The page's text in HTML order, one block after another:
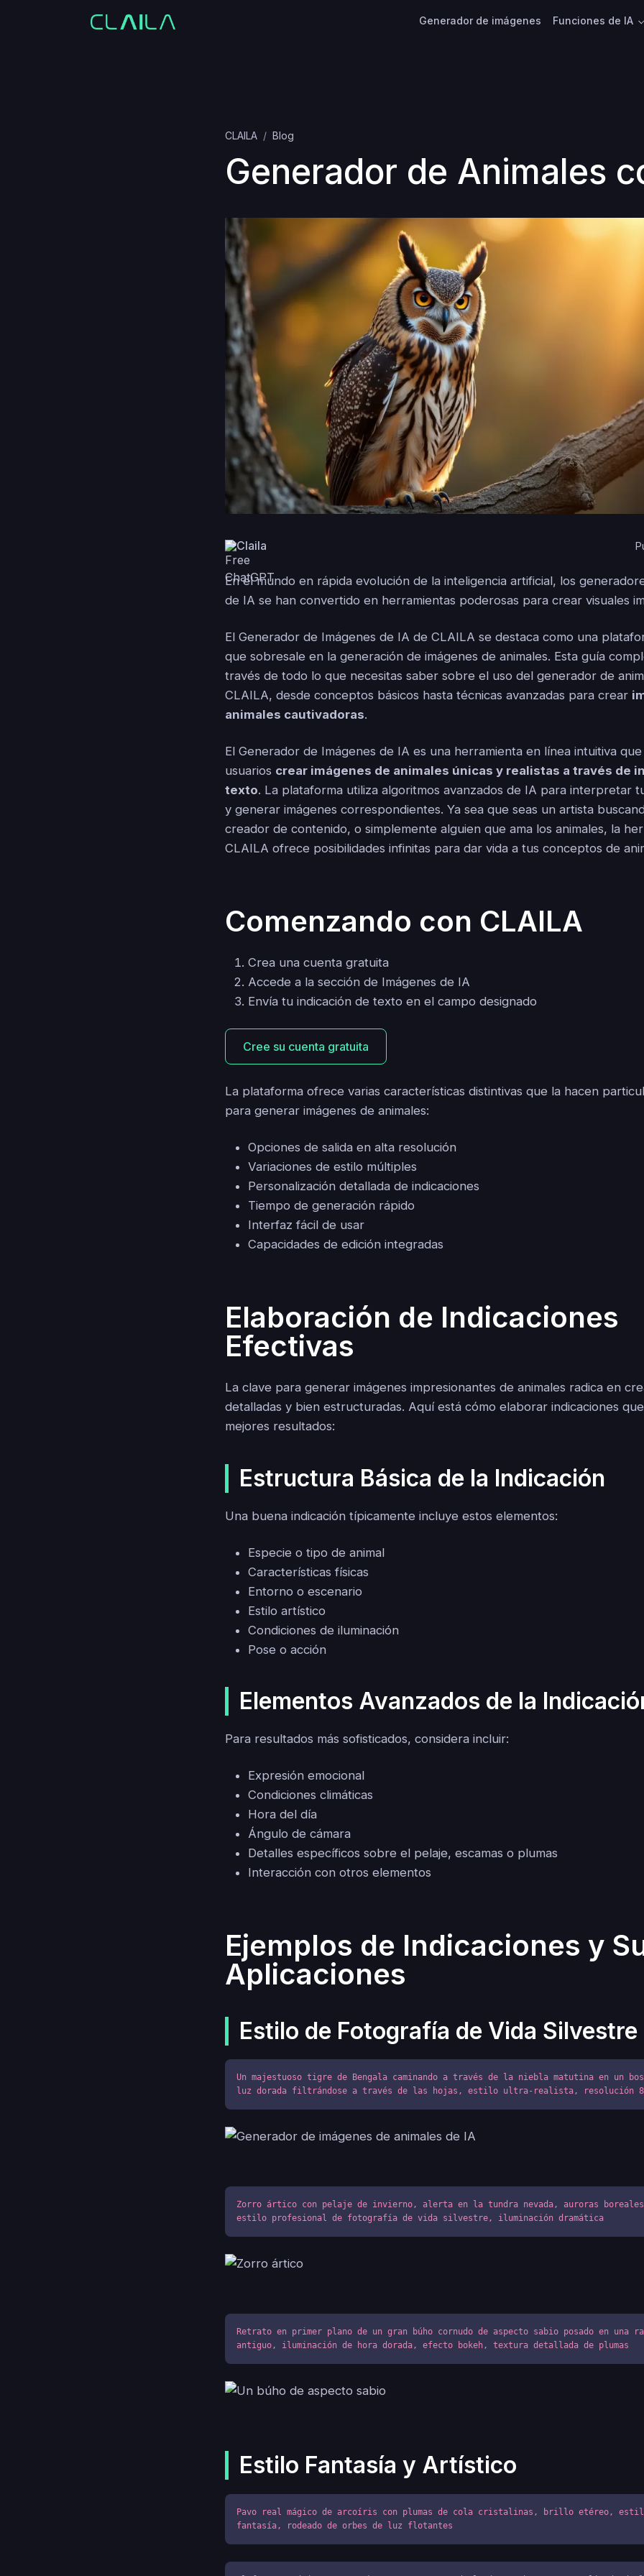
Generador de imágenes Funciones de IA
CLAILA Blog
Generador de Animales
Claila
En el mundo en rápida evolución de la inteligencia artificial, los
de IA se han convertido en herramientas poderosas para crear visuales
El Generador de Imágenes de IA de CLAILA se destaca como una
que sobresale en la generación de imágenes de animales. Esta guía
través de todo lo que necesitas saber sobre el uso del generador de
CLAILA, desde conceptos básicos hasta técnicas avanzadas para crear
animales cautivadoras.
El Generador de Imágenes de IA es una herramienta en línea intuitiva
usuarios crear imágenes de animales únicas y realistas a través de
texto. La plataforma utiliza algoritmos avanzados de IA para interpretar
y generar imágenes correspondientes. Ya sea que seas un artista
creador de contenido, o simplemente alguien que ama los animales, la
CLAILA ofrece posibilidades infinitas para dar vida a tus conceptos de
Comenzando con CLAILA
Crea una cuenta gratuita
Accede a la sección de Imágenes de IA
Envía tu indicación de texto en el campo designado
Cree su cuenta gratuita
La plataforma ofrece varias características distintivas que la hacen
para generar imágenes de animales:
Opciones de salida en alta resolución
Variaciones de estilo múltiples
Personalización detallada de indicaciones
Tiempo de generación rápido
Interfaz fácil de usar
Capacidades de edición integradas
Elaboración de Indicaciones
Efectivas
La clave para generar imágenes impresionantes de animales radica en
detalladas y bien estructuradas. Aquí está cómo elaborar indicaciones
mejores resultados:
Estructura Básica de la Indicación
Una buena indicación típicamente incluye estos elementos:
Especie o tipo de animal
Características físicas
Entorno o escenario
Estilo artístico
Condiciones de iluminación
Pose o acción
Elementos Avanzados de la
Para resultados más sofisticados, considera incluir:
Expresión emocional
Condiciones climáticas
Hora del día
Ángulo de cámara
Detalles específicos sobre el pelaje, escamas o plumas
Interacción con otros elementos
Ejemplos de Indicaciones y
Aplicaciones
Estilo de Fotografía de Vida Silvestre
Un majestuoso tigre de Bengala caminando a través de la niebla matutina en un
luz dorada filtrándose a través de las hojas, estilo ultra-realista, resolución
Zorro ártico con pelaje de invierno, alerta en la tundra nevada, auroras
estilo profesional de fotografía de vida silvestre, iluminación dramática
Retrato en primer plano de un gran búho cornudo de aspecto sabio posado en una
antiguo, iluminación de hora dorada, efecto bokeh, textura detallada de plumas
Estilo Fantasía y Artístico
Pavo real mágico de arcoíris con plumas de cola cristalinas, brillo etéreo,
fantasía, rodeado de orbes de luz flotantes